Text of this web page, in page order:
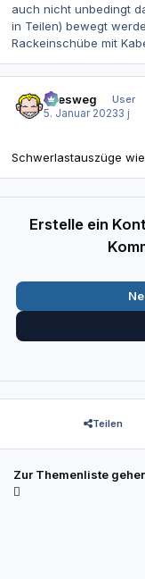
auch nicht unbedingt
in Teilen) bewegt
Rackeinschübe mit
allesweg
User
5. Januar 20233 j
Schwerlastauszüge
Erstelle ein
Teilen
Zur Themenliste